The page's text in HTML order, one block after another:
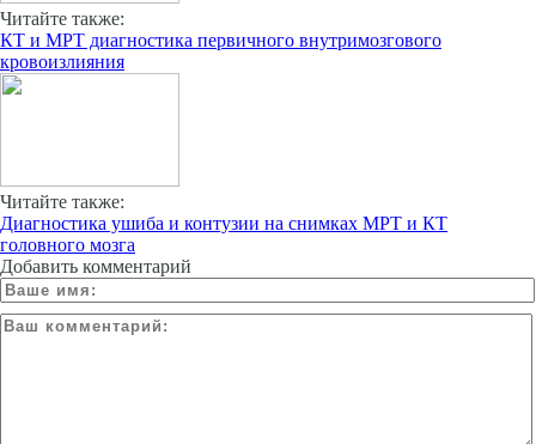
Читайте также:
КТ и МРТ диагностика первичного внутримозгового
кровоизлияния
Читайте также:
Диагностика ушиба и контузии на снимках МРТ и КТ
головного мозга
Добавить комментарий